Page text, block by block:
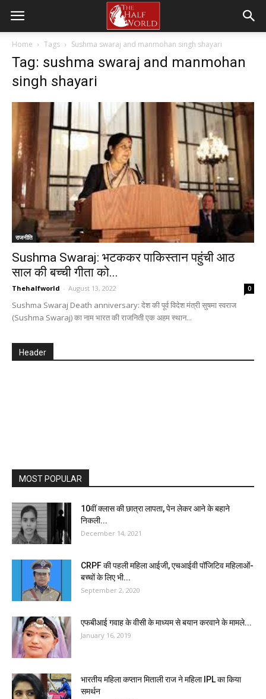
Home Tags Sushma swaraj and manmohan singh shayari
Tag: sushma swaraj and manmohan
singh shayari
राजनीति
Sushma Swaraj: भटककर पाकिस्तान पहुंची आठ
साल की बच्ची गीता को...
Thehalfworld - August 13, 2022 0
Sushma Swaraj Death anniversary: देश की पूर्व विदेश मंत्री सुषमा स्वराज
(Sushma Swaraj) का नाम भारत की राजनिती एक अहम स्थान...
Header
MOST POPULAR
10वीं क्लास की छात्रा लापता, पेन लेकर आने के बहाने
निकली...
December 14, 2021
CRPF की पहली महिला आईजी, एचआईवी पॉजिटिव महिलाओं-
बच्चों के लिए भी...
September 2, 2020
एफबीआई गवाह के वीसी के माध्यम से बयान करवाने के मामले...
January 16, 2019
भारतीय महिला कप्तान मिताली राज ने महिला IPL का किया
समर्थन